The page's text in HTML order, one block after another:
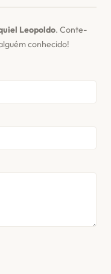
Leopoldo. Conte-
conhecido!